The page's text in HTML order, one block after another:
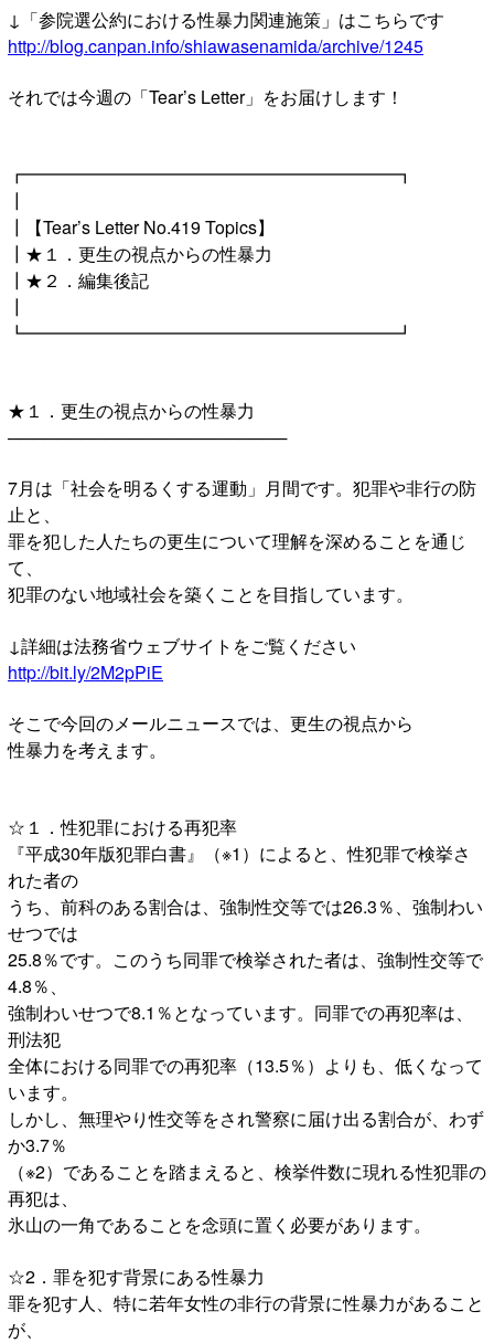
↓「参院選公約における性暴力関連施策」はこちらです
http://blog.canpan.info/shiawasenamida/archive/1245
それでは今週の「Tear’s Letter」をお届けします！
┏━━━━━━━━━━━━━━━━━━━━━┓
┃
┃【Tear’s Letter No.419 Topics】
┃★１．更生の視点からの性暴力
┃★２．編集後記
┃
┗━━━━━━━━━━━━━━━━━━━━━┛
★１．更生の視点からの性暴力
───────────────────────
7月は「社会を明るくする運動」月間です。犯罪や非行の防
止と、
罪を犯した人たちの更生について理解を深めることを通じ
て、
犯罪のない地域社会を築くことを目指しています。
↓詳細は法務省ウェブサイトをご覧ください
http://bit.ly/2M2pPiE
そこで今回のメールニュースでは、更生の視点から
性暴力を考えます。
☆１．性犯罪における再犯率
『平成30年版犯罪白書』（※1）によると、性犯罪で検挙さ
れた者の
うち、前科のある割合は、強制性交等では26.3％、強制わい
せつでは
25.8％です。このうち同罪で検挙された者は、強制性交等で
4.8％、
強制わいせつで8.1％となっています。同罪での再犯率は、
刑法犯
全体における同罪での再犯率（13.5％）よりも、低くなって
います。
しかし、無理やり性交等をされ警察に届け出る割合が、わず
か3.7％
（※2）であることを踏まえると、検挙件数に現れる性犯罪の
再犯は、
氷山の一角であることを念頭に置く必要があります。
☆2．罪を犯す背景にある性暴力
罪を犯す人、特に若年女性の非行の背景に性暴力があること
が、